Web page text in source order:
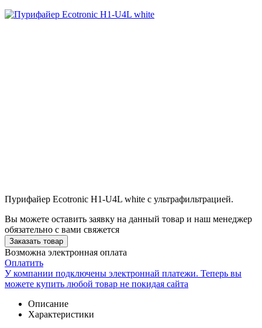
Пурифайер Ecotronic H1-U4L white с ультрафильтрацией.
Вы можете оставить заявку на данный товар и наш менеджер
обязательно с вами свяжется
Заказать товар
Возможна электронная оплата
Оплатить
У компании подключены электроннай платежи. Теперь вы
можете купить любой товар не покидая сайта
Описание
Характеристики